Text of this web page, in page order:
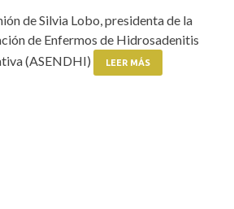
de Silvia Lobo, presidenta de la
de Enfermos de Hidrosadenitis
(ASENDHI)
LEER MÁS